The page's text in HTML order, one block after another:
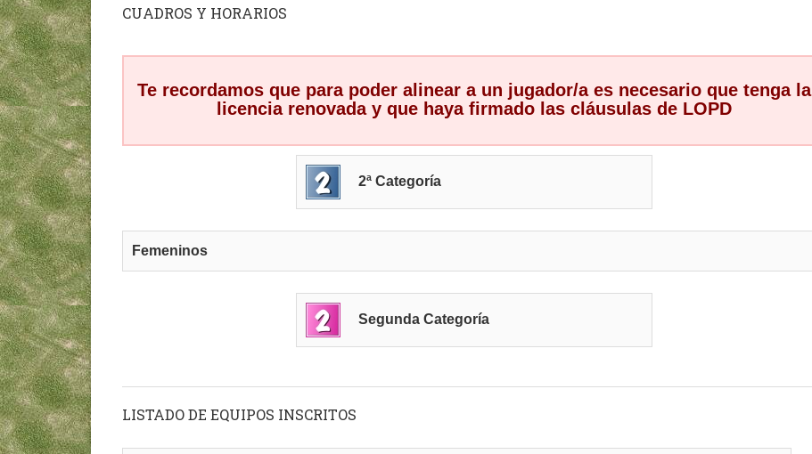
CUADROS Y HORARIOS
Te recordamos que para poder alinear a un jugador/a es necesario que tenga la
licencia renovada y que haya firmado las cláusulas de LOPD
2ª Categoría
Femeninos
Segunda Categoría
LISTADO DE EQUIPOS INSCRITOS